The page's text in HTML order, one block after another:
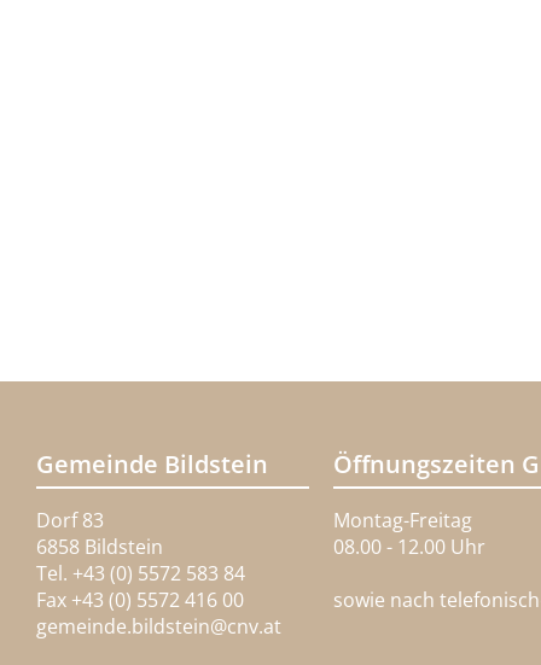
Gemeinde Bildstein
Dorf 83
6858 Bildstein
Tel. +43 (0) 5572 583 84
Fax +43 (0) 5572 416 00
gemeinde.bildstein@cnv.at
Öffnungszeiten
Montag-Freitag
08.00 - 12.00 Uhr
sowie nach